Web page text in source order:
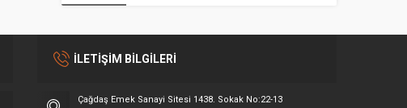
İLETİŞİM BİLGİLERİ
Çağdaş Emek Sanayi Sitesi 1438. Sokak No:22-13